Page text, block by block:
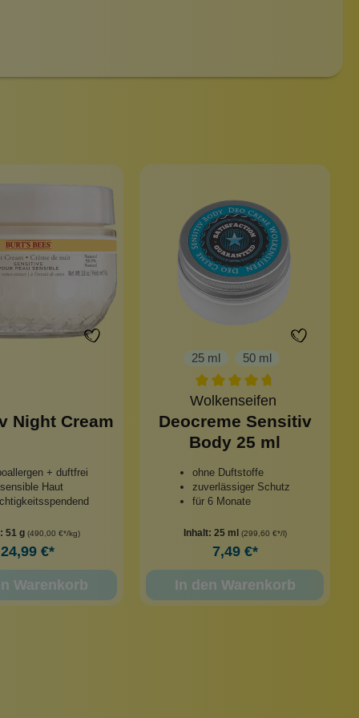
Night Cream
+ duftfrei
Haut
51 g(490,00 €*/kg)
24,99 €*
Warenkorb
25 ml 50 ml
Wolkenseifen
Deocreme Sensitiv
Body 25 ml
ohne Duftstoffe
zuverlässiger Schutz
für 6 Monate
Inhalt: 25 ml (299,60 €*/l)
7,49 €*
In den Warenkorb